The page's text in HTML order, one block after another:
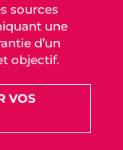
sources
une
d’un
objectif.
VOS